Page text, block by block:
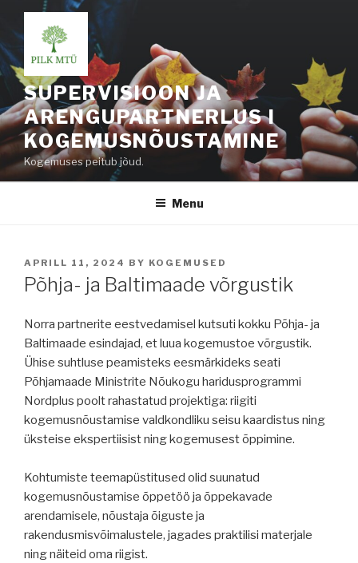
content
SUPERVISIOON JA
ARENGUPARTNERLUS I
KOGEMUSNÕUSTAMINE
Kogemuses peitub jõud.
Menu
POSTED
ON
APRILL 11, 2024 BY KOGEMUSED
Põhja- ja Baltimaade võrgustik
Norra partnerite eestvedamisel kutsuti kokku Põhja- ja
Baltimaade esindajad, et luua kogemustoe võrgustik.
Ühise suhtluse peamisteks eesmärkideks seati
Põhjamaade Ministrite Nõukogu haridusprogrammi
Nordplus poolt rahastatud projektiga: riigiti
kogemusnõustamise valdkondliku seisu kaardistus ning
üksteise ekspertiisist ning kogemusest õppimine.
Kohtumiste teemapüstitused olid suunatud
kogemusnõustamise õppetöö ja õppekavade
arendamisele, nõustaja õiguste ja
rakendusmisvõimalustele, jagades praktilisi materjale
ning näiteid oma riigist.